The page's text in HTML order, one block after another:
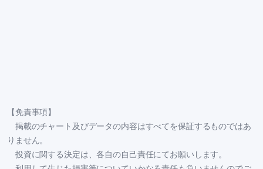
【免責事項】
掲載のチャート及びデータの内容はすべてを保証するものではあ
りません。
投資に関する決定は、各自の自己責任にてお願いします。